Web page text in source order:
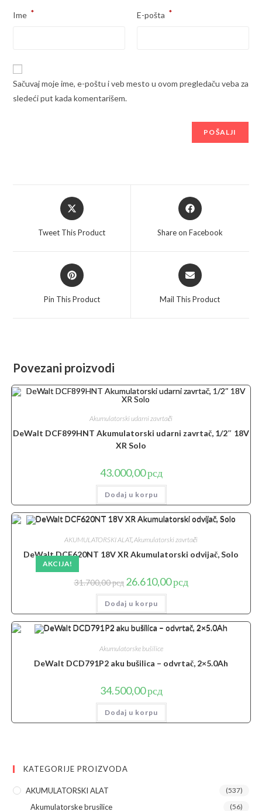
Ime * E-pošta *
Sačuvaj moje ime, e-poštu i veb mesto u ovom pregledaču veba za
sledeći put kada komentarišem.
Opens
in
Tweet This Product
Opens
in
Share on Facebook
Opens
in
Pin This Product
Opens
in
Mail This Product
Povezani proizvodi
Akumulatorski udarni zavrtači
DeWalt DCF899HNT Akumulatorski udarni zavrtač, 1/2″ 18V
XR Solo
43.000,00рсд
Dodaj u korpu
AKCIJA!
AKUMULATORSKI ALAT,Akumulatorski zavrtači
DeWalt DCF620NT 18V XR Akumulatorski odvijač, Solo
31.700,00рсд Originalna
cena
je
bila:
31.700,00 рсд.
26.610,00рсдTrenutna
cena
Dodaj u korpu
Akumulatorske bušilice
DeWalt DCD791P2 aku bušilica – odvrtač, 2×5.0Ah
34.500,00рсд
Dodaj u korpu
KATEGORIJE PROIZVODA
AKUMULATORSKI ALAT (537)
Akumulatorske brusilice (56)